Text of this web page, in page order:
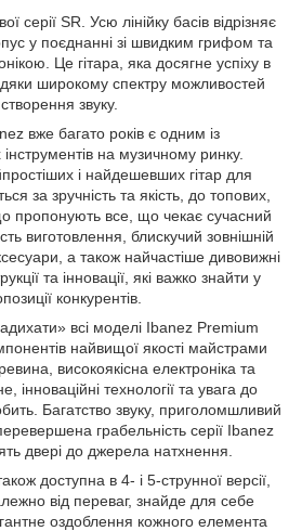
серії SR. Усю лінійку басів відрізняє
у поєднанні зі швидким грифом та
Це гітара, яка досягне успіху в
широкому спектру можливостей
створення звуку.
вже багато років є одним із
на музичному ринку.
і найдешевших гітар для
за зручність та якість, до топових,
пропонують все, що чекає сучасний
виготовлення, блискучий зовнішній
а також найчастіше дивовижні
та інновації, які важко знайти у
конкурентів.
всі моделі Ibanez Premium
найвищої якості майстрами
високоякісна електроніка та
інноваційні технології та увага до
Багатство звуку, приголомшливий
грабельність серії Ibanez
двері до джерела натхнення.
доступна в 4- і 5-струнної версії,
від переваг, знайде для себе
оздоблення кожного елемента